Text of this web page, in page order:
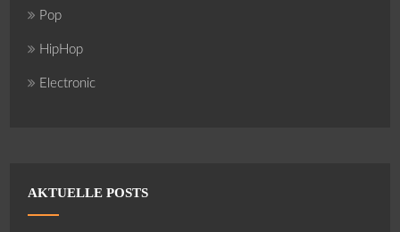
Pop
HipHop
Electronic
AKTUELLE POSTS